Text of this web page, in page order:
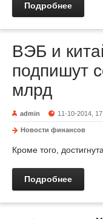
Подробнее
ВЭБ и
подпишут
млрд
admin 11-10-2014,
Новости финансов
Кроме того,
Подробнее